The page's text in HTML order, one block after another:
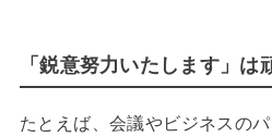
「鋭意努力いたします」は
たとえば、会議やビジネスの